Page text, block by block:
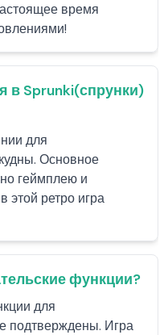
время
в Sprunki(спрунки)
для
Основное
геймплею и
этой ретро игра
функции?
для
подтверждены. Игра